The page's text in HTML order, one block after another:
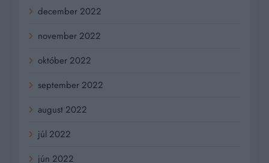
december 2022
november 2022
október 2022
september 2022
august 2022
júl 2022
jún 2022